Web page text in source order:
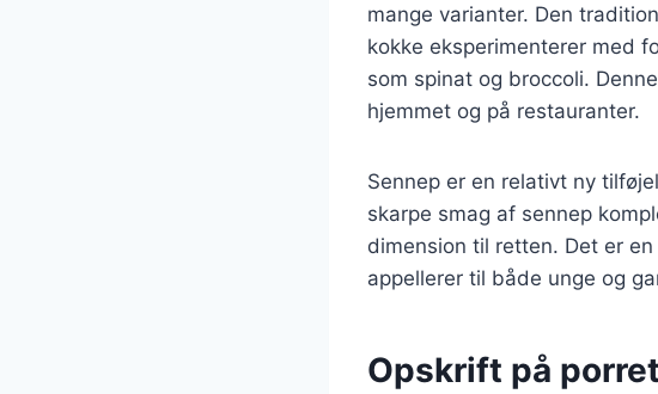
mange varianter. Den
kokke eksperimenterer med
som spinat og broccoli.
hjemmet og på restauranter.
Sennep er en relativt ny
skarpe smag af sennep
dimension til retten. Det er
appellerer til både unge og
Opskrift på